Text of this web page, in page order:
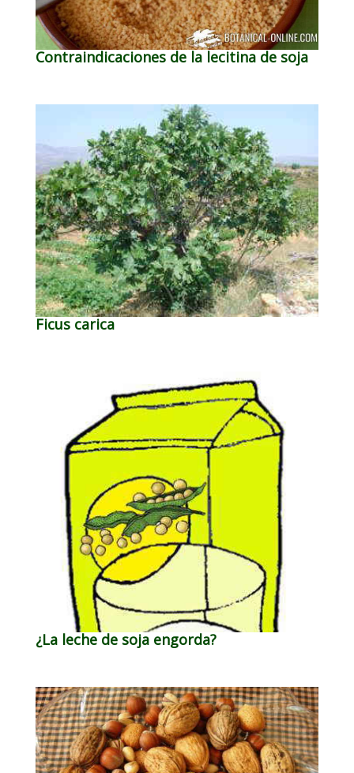
Contraindicaciones de la lecitina de soja
Ficus carica
¿La leche de soja engorda?